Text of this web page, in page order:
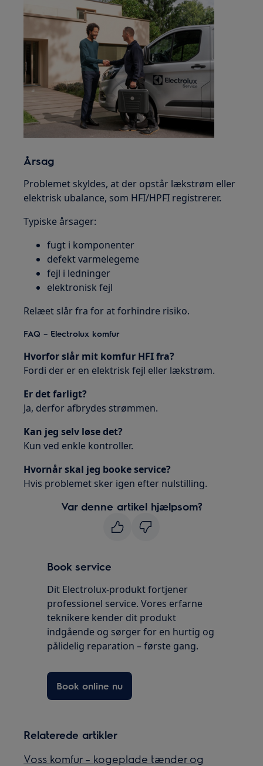
Årsag
Problemet skyldes, at der opstår lækstrøm eller
elektrisk ubalance, som HFI/HPFI registrerer.
Typiske årsager:
fugt i komponenter
defekt varmelegeme
fejl i ledninger
elektronisk fejl
Relæet slår fra for at forhindre risiko.
FAQ – Electrolux komfur
Hvorfor slår mit komfur HFI fra?
Fordi der er en elektrisk fejl eller lækstrøm.
Er det farligt?
Ja, derfor afbrydes strømmen.
Kan jeg selv løse det?
Kun ved enkle kontroller.
Hvornår skal jeg booke service?
Hvis problemet sker igen efter nulstilling.
Var denne artikel hjælpsom?
Book service
Dit Electrolux-produkt fortjener
professionel service. Vores erfarne
teknikere kender dit produkt
indgående og sørger for en hurtig og
pålidelig reparation – første gang.
Book online nu
Relaterede artikler
Voss komfur – kogeplade tænder og